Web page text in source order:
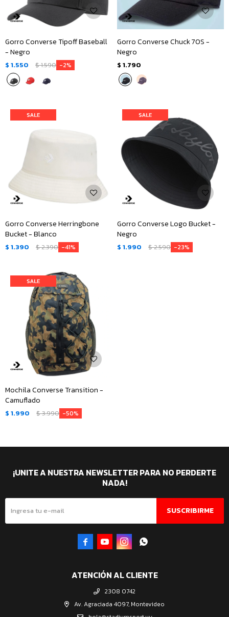
Gorro Converse Tipoff Baseball
- Negro
$ 1.550 $1.590 2
Gorro Converse Chuck 70S -
Negro
$ 1.790
Gorro Converse Herringbone
Bucket - Blanco
$ 1.390 $2.390 41
Gorro Converse Logo Bucket -
Negro
$ 1.990 $2.590 23
Mochila Converse Transition -
Camuflado
$ 1.990 $3.990 50
ATENCIÓN AL CLIENTE
2308 0742
Av. Agraciada 4097, Montevideo
¡UNITE A NUESTRA NEWSLETTER PARA NO PERDERTE
NADA!
SUSCRIBIRME
   